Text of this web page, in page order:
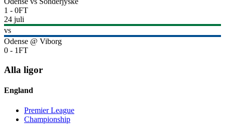
1 - 0FT
24 juli
vs
Odense @ Viborg
0 - 1FT
Alla ligor
England
Premier League
Championship